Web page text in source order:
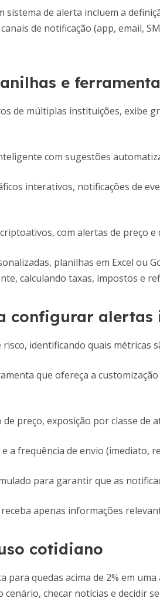
sistema de alerta incluem a
de notificação (app, email,
e
de múltiplas instituições, exibe
com sugestões
interativos, notificações de
com alertas de preço
planilhas em Excel ou
calculando taxas, impostos e
configurar alertas
identificando quais métricas
que ofereça a
preço, exposição por classe de
a frequência de envio (imediato,
para garantir que as
apenas informações
cotidiano
para quedas acima de 2% em
checar notícias e decidir